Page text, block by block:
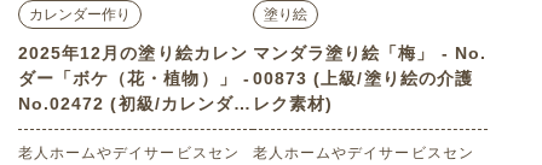
カレンダー作り
2025年12月の塗り絵カレン
ダー「ボケ（花・植物）」 -
No.02472 (初級/カレンダー
作りの介護レク素材)
老人ホームやデイサービスセン
塗り絵
マンダラ塗り絵「梅」 - No.
00873 (上級/塗り絵の介護
レク素材)
老人ホームやデイサービスセン